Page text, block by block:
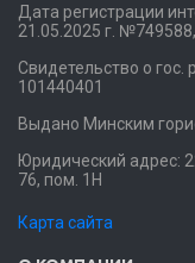
Дата регистрации
21.05.2025 г. №749588,
Свидетельство о
101440401
Выдано Минским
Юридический адрес:
76, пом. 1Н
Карта сайта